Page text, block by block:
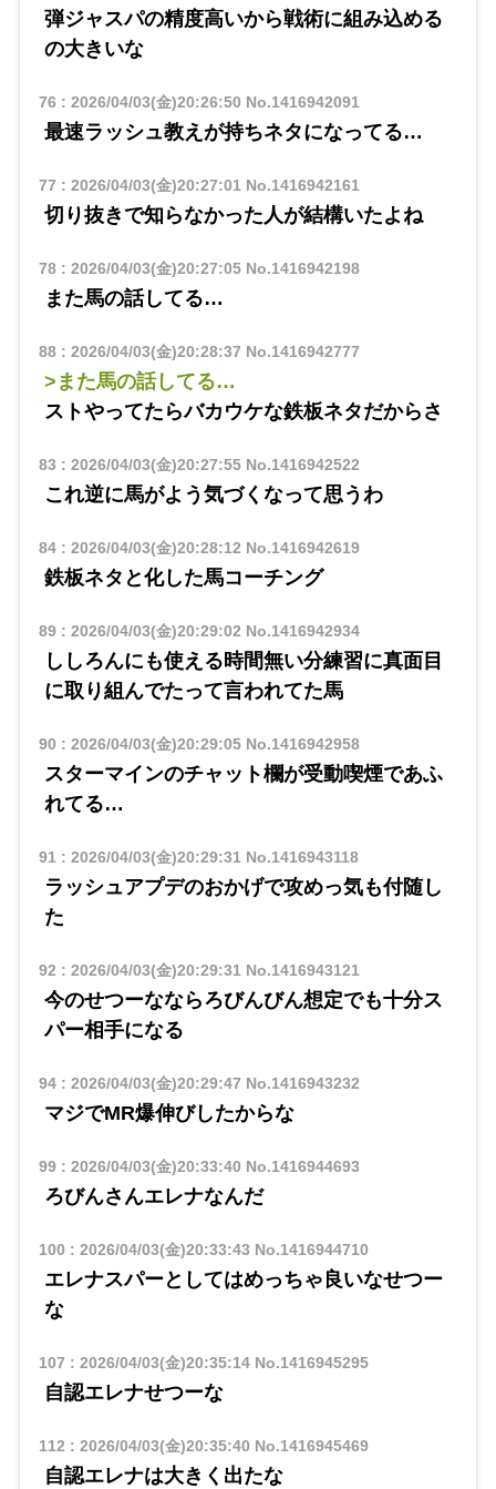
弾ジャスパの精度高いから戦術に組み込める
の大きいな
76 : 2026/04/03(金)20:26:50 No.1416942091
最速ラッシュ教えが持ちネタになってる…
77 : 2026/04/03(金)20:27:01No.1416942161
切り抜きで知らなかった人が結構いたよね
78: 2026/04/03(金)20:27:05No.1416942198
また馬の話してる…
88: 2026/04/03(金)20:28:37 No.1416942777
>また馬の話してる…
ストやってたらバカウケな鉄板ネタだからさ
83 : 2026/04/03(金)20:27:55No.1416942522
これ逆に馬がよう気づくなって思うわ
84: 2026/04/03(金)20:28:12 No.1416942619
鉄板ネタと化した馬コーチング
89: 2026/04/03(金)20:29:02 No.1416942934
ししろんにも使える時間無い分練習に真面目
に取り組んでたって言われてた馬
90 : 2026/04/03(金)20:29:05No.1416942958
スターマインのチャット欄が受動喫煙であふ
れてる…
91: 2026/04/03(金)20:29:31No.1416943118
ラッシュアプデのおかげで攻めっ気も付随し
た
92 : 2026/04/03(金)20:29:31No.1416943121
今のせつーなならろびんびん想定でも十分ス
パー相手になる
94: 2026/04/03(金)20:29:47 No.1416943232
マジでMR爆伸びしたからな
99: 2026/04/03(金)20:33:40 No.1416944693
ろびんさんエレナなんだ
100 : 2026/04/03(金)20:33:43 No.1416944710
エレナスパーとしてはめっちゃ良いなせつー
な
107 : 2026/04/03(金)20:35:14No.1416945295
自認エレナせつーな
112 : 2026/04/03(金)20:35:40 No.1416945469
自認エレナは大きく出たな